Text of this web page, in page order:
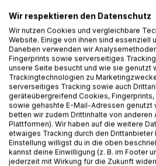
BESCHREIBUNG
Lieben Sie das Reisen? Lieben Sie
Auf heitere Weise erzählt die
und Erlebnissen während einer
vorbei an Verona, Florenz, Rom
Wir respektieren den Datenschutz
Wir nutzen Cookies und vergleichbare
Website. Einige von ihnen sind essenziell
Daneben verwenden wir
Fingerprints sowie serverseitiges
unsere Seite besucht und wie sie genutzt
Trackingtechnologien zu
serverseitiges Tracking sowie auch
geräteübergreifend Cookies,
sowie gehashte E-Mail-Adressen genutzt
betten wir zudem Drittinhalte von anderen
Plattformen). Wir haben auf die weitere
etwaiges Tracking durch den Drittanbieter
Einstellung willigst du in die oben
kannst deine Einwilligung (z. B. im Footer
jederzeit mit Wirkung für die Zukunft